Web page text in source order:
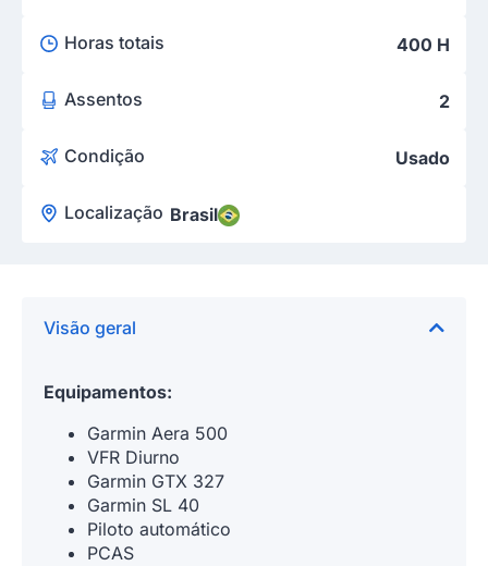
Horas totais 400 H
Assentos 2
Condição Usado
Localização Brasil
Visão geral
Equipamentos:
Garmin Aera 500
VFR Diurno
Garmin GTX 327
Garmin SL 40
Piloto automático
PCAS